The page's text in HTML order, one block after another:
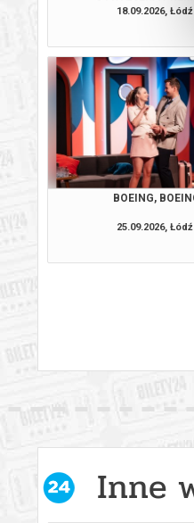
18.09.2026, Łódź
BOEING,
25.09.2026, Łódź
Inne